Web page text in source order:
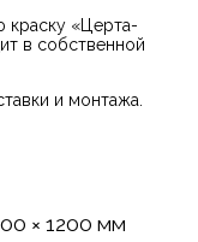
краску «Церта-
в собственной
и монтажа.
× 1200 мм